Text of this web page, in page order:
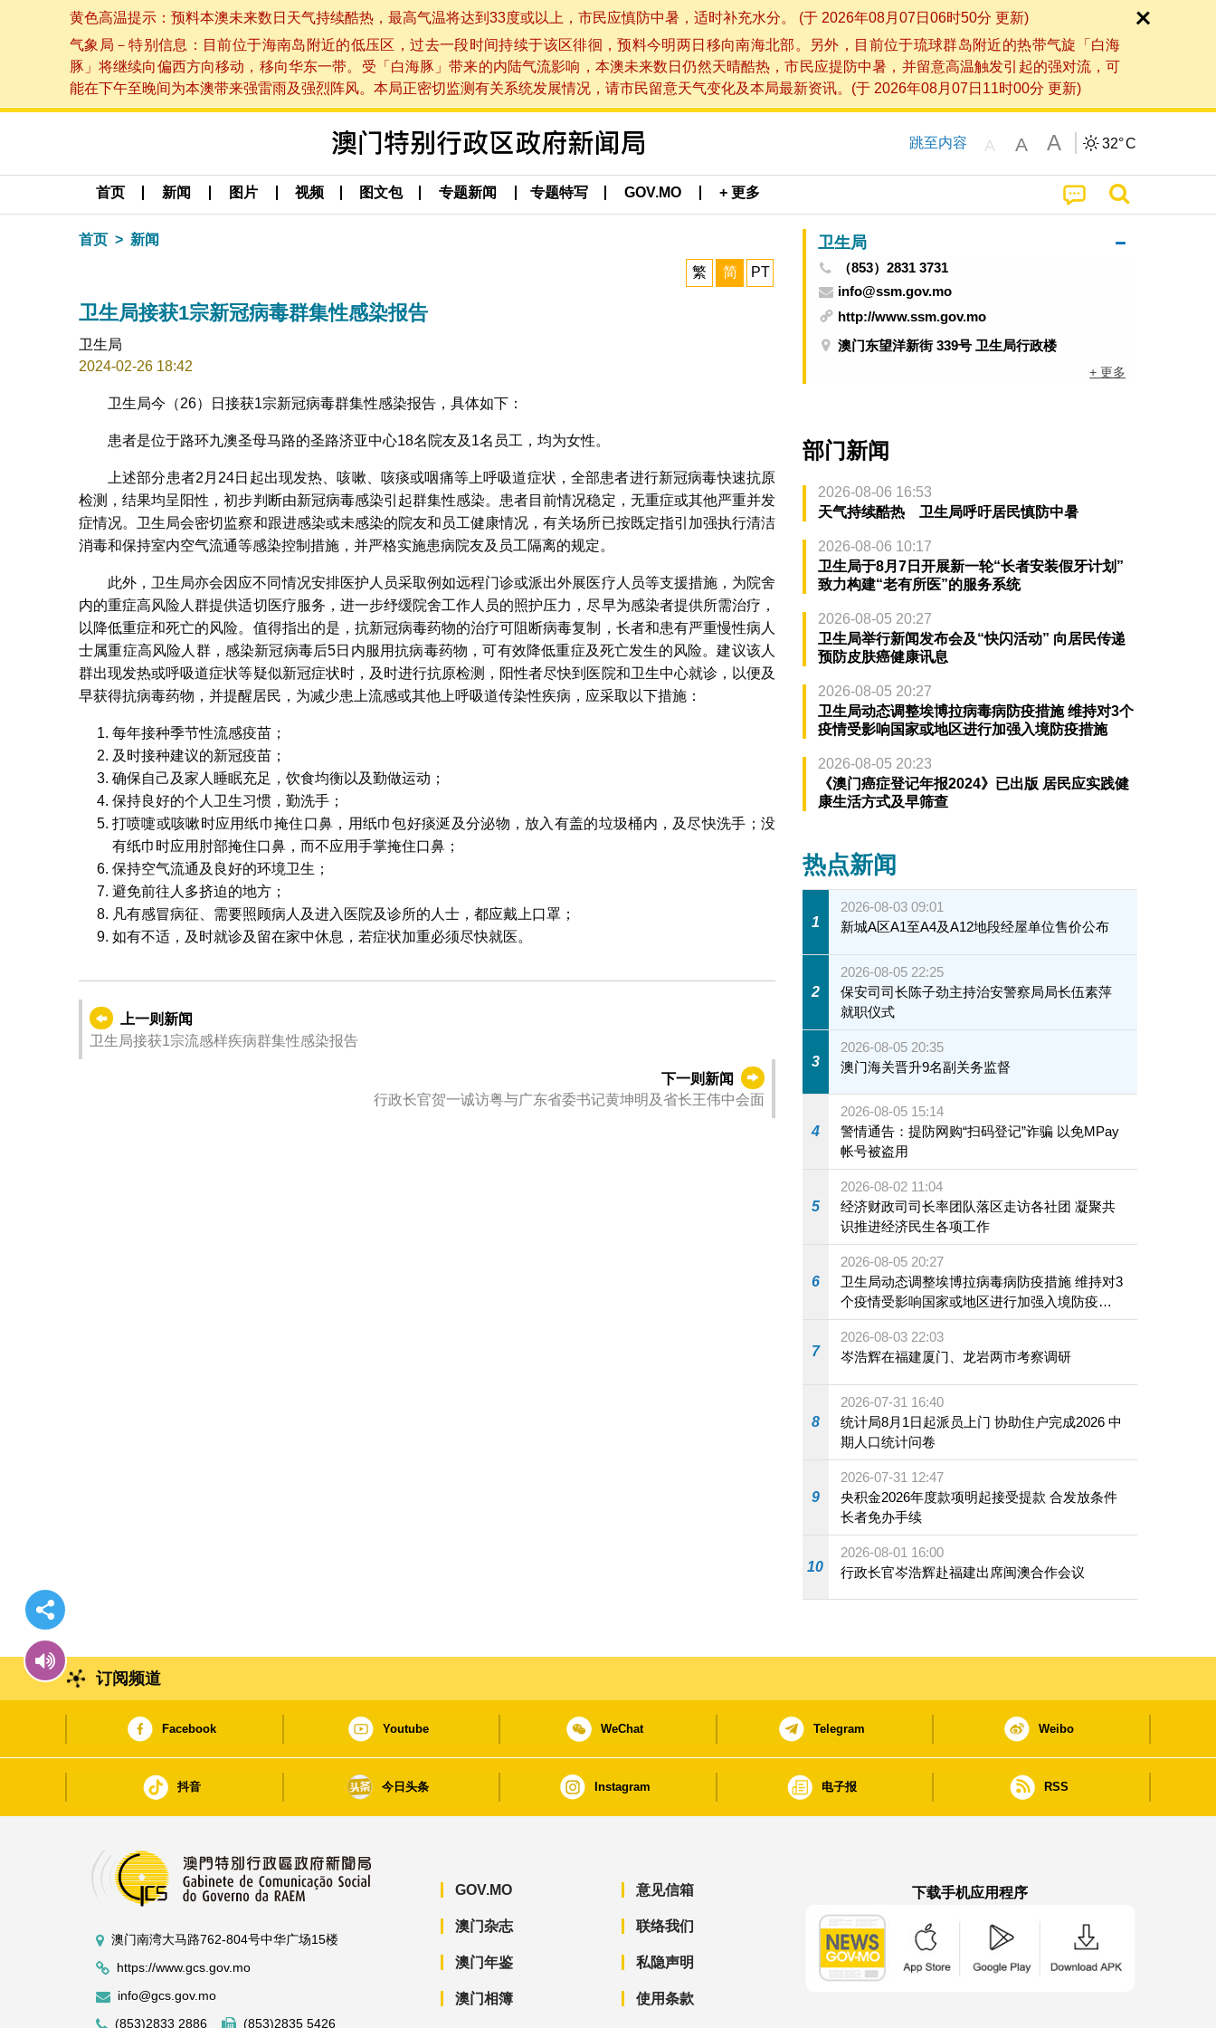
黄色高温提示：预料本澳未来数日天气持续酷热，最高气温将达到33度或以上，市民应慎防中暑，适时补充水分。 (于 2026年08月07日06时50分 更新)
气象局－特别信息：目前位于海南岛附近的低压区，过去一段时间持续于该区徘徊，预料今明两日移向南海北部。另外，目前位于琉球群岛附近的热带气旋「白海
豚」将继续向偏西方向移动，移向华东一带。受「白海豚」带来的内陆气流影响，本澳未来数日仍然天晴酷热，市民应提防中暑，并留意高温触发引起的强对流，可
能在下午至晚间为本澳带来强雷雨及强烈阵风。本局正密切监测有关系统发展情况，请市民留意天气变化及本局最新资讯。(于 2026年08月07日11时00分 更新)
跳至内容 A A A 32°C
首页 新闻 图片 视频 图文包 专题新闻 专题特写 GOV.MO + 更多
首页 新闻
繁 简 PT
卫生局接获1宗新冠病毒群集性感染报告
卫生局
2024-02-26 18:42
卫生局今（26）日接获1宗新冠病毒群集性感染报告，具体如下：
患者是位于路环九澳圣母马路的圣路济亚中心18名院友及1名员工，均为女性。
上述部分患者2月24日起出现发热、咳嗽、咳痰或咽痛等上呼吸道症状，全部患者进行新冠病毒快速抗原
检测，结果均呈阳性，初步判断由新冠病毒感染引起群集性感染。患者目前情况稳定，无重症或其他严重并发
症情况。卫生局会密切监察和跟进感染或未感染的院友和员工健康情况，有关场所已按既定指引加强执行清洁
消毒和保持室内空气流通等感染控制措施，并严格实施患病院友及员工隔离的规定。
此外，卫生局亦会因应不同情况安排医护人员采取例如远程门诊或派出外展医疗人员等支援措施，为院舍
内的重症高风险人群提供适切医疗服务，进一步纾缓院舍工作人员的照护压力，尽早为感染者提供所需治疗，
以降低重症和死亡的风险。值得指出的是，抗新冠病毒药物的治疗可阻断病毒复制，长者和患有严重慢性病人
士属重症高风险人群，感染新冠病毒后5日内服用抗病毒药物，可有效降低重症及死亡发生的风险。建议该人
群出现发热或呼吸道症状等疑似新冠症状时，及时进行抗原检测，阳性者尽快到医院和卫生中心就诊，以便及
早获得抗病毒药物，并提醒居民，为减少患上流感或其他上呼吸道传染性疾病，应采取以下措施：
每年接种季节性流感疫苗；
及时接种建议的新冠疫苗；
确保自己及家人睡眠充足，饮食均衡以及勤做运动；
保持良好的个人卫生习惯，勤洗手；
打喷嚏或咳嗽时应用纸巾掩住口鼻，用纸巾包好痰涎及分泌物，放入有盖的垃圾桶内，及尽快洗手；没
有纸巾时应用肘部掩住口鼻，而不应用手掌掩住口鼻；
保持空气流通及良好的环境卫生；
避免前往人多挤迫的地方；
凡有感冒病征、需要照顾病人及进入医院及诊所的人士，都应戴上口罩；
如有不适，及时就诊及留在家中休息，若症状加重必须尽快就医。
上一则新闻
卫生局接获1宗流感样疾病群集性感染报告
下一则新闻
行政长官贺一诚访粤与广东省委书记黄坤明及省长王伟中会面
卫生局
（853）2831 3731
info@ssm.gov.mo
http://www.ssm.gov.mo
澳门东望洋新街 339号 卫生局行政楼
+ 更多
部门新闻
2026-08-06 16:53
天气持续酷热 卫生局呼吁居民慎防中暑
2026-08-06 10:17
卫生局于8月7日开展新一轮“长者安装假牙计划”
致力构建“老有所医”的服务系统
2026-08-05 20:27
卫生局举行新闻发布会及“快闪活动” 向居民传递
预防皮肤癌健康讯息
2026-08-05 20:27
卫生局动态调整埃博拉病毒病防疫措施 维持对3个
疫情受影响国家或地区进行加强入境防疫措施
2026-08-05 20:23
《澳门癌症登记年报2024》已出版 居民应实践健
康生活方式及早筛查
热点新闻
1
2026-08-03 09:01
新城A区A1至A4及A12地段经屋单位售价公布
2
2026-08-05 22:25
保安司司长陈子劲主持治安警察局局长伍素萍
就职仪式
3
2026-08-05 20:35
澳门海关晋升9名副关务监督
4
2026-08-05 15:14
警情通告：提防网购“扫码登记”诈骗 以免MPay
帐号被盗用
5
2026-08-02 11:04
经济财政司司长率团队落区走访各社团 凝聚共
识推进经济民生各项工作
6
2026-08-05 20:27
卫生局动态调整埃博拉病毒病防疫措施 维持对3
个疫情受影响国家或地区进行加强入境防疫措
施
7
2026-08-03 22:03
岑浩辉在福建厦门、龙岩两市考察调研
8
2026-07-31 16:40
统计局8月1日起派员上门 协助住户完成2026 中
期人口统计问卷
9
2026-07-31 12:47
央积金2026年度款项明起接受提款 合发放条件
长者免办手续
10
2026-08-01 16:00
行政长官岑浩辉赴福建出席闽澳合作会议
订阅频道
Facebook Youtube WeChat Telegram Weibo
抖音 今日头条 Instagram 电子报 RSS
澳门南湾大马路762-804号中华广场15楼
https://www.gcs.gov.mo
info@gcs.gov.mo
(853)2833 2886
(853)2835 5426
GOV.MO
澳门杂志
澳门年鉴
澳门相簿
意见信箱
联络我们
私隐声明
使用条款
下载手机应用程序